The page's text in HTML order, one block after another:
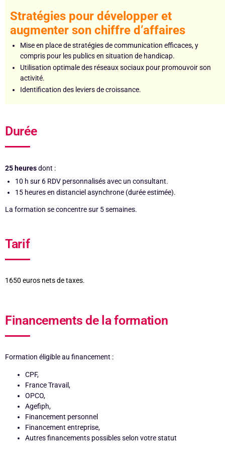
Stratégies pour développer et
augmenter son chiffre d’affaires
Mise en place de stratégies de communication efficaces, y
compris pour les publics en situation de handicap.
Utilisation optimale des réseaux sociaux pour promouvoir son
activité.
Identification des leviers de croissance.
Durée
25 heuresdont :
10 h sur 6 RDV personnalisés avec un consultant.
15 heures en distanciel asynchrone (durée estimée).
La formation se concentre sur 5 semaines.
Tarif
1650 euros nets de taxes.
Financements de la formation
Formation éligible au financement :
CPF,
France Travail,
OPCO,
Agefiph,
Financement personnel
Financement entreprise,
Autres financements possibles selon votre statut